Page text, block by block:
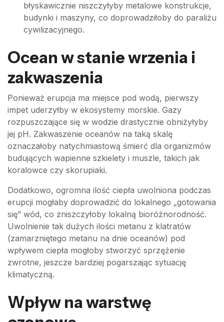
błyskawicznie niszczyłyby metalowe konstrukcje,
budynki i maszyny, co doprowadziłoby do paraliżu
cywilizacyjnego.
Ocean w stanie wrzenia i
zakwaszenia
Ponieważ erupcja ma miejsce pod wodą, pierwszy
impet uderzyłby w ekosystemy morskie. Gazy
rozpuszczające się w wodzie drastycznie obniżyłyby
jej pH. Zakwaszenie oceanów na taką skalę
oznaczałoby natychmiastową śmierć dla organizmów
budujących wapienne szkielety i muszle, takich jak
koralowce czy skorupiaki.
Dodatkowo, ogromna ilość ciepła uwolniona podczas
erupcji mogłaby doprowadzić do lokalnego „gotowania
się” wód, co zniszczyłoby lokalną bioróżnorodność.
Uwolnienie tak dużych ilości metanu z klatratów
(zamarzniętego metanu na dnie oceanów) pod
wpływem ciepła mogłoby stworzyć sprzężenie
zwrotne, jeszcze bardziej pogarszając sytuację
klimatyczną.
Wpływ na warstwę